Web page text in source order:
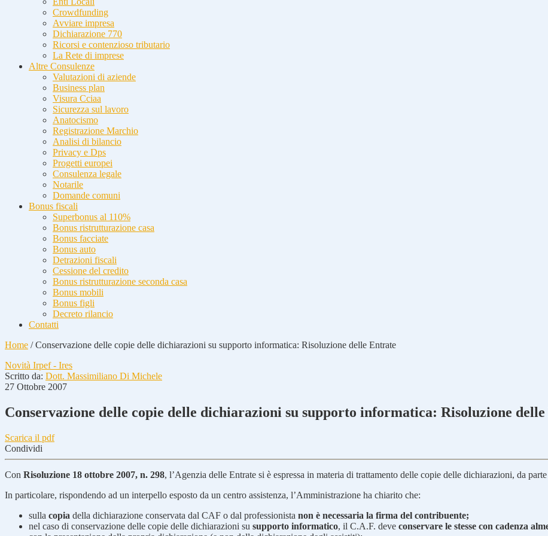
Crowdfunding
Avviare impresa
Dichiarazione 770
Ricorsi e contenzioso tributario
La Rete di imprese
Altre Consulenze
Valutazioni di aziende
Business plan
Visura Cciaa
Sicurezza sul lavoro
Anatocismo
Registrazione Marchio
Analisi di bilancio
Privacy e Dps
Progetti europei
Consulenza legale
Notarile
Domande comuni
Bonus fiscali
Superbonus al 110%
Bonus ristrutturazione casa
Bonus facciate
Bonus auto
Detrazioni fiscali
Cessione del credito
Bonus ristrutturazione seconda casa
Bonus mobili
Bonus figli
Decreto rilancio
Contatti
Home /Conservazione delle copie delle dichiarazioni su supporto informatica: Risoluzione delle Entrate
Novità Irpef - Ires
Scritto da: Dott. Massimiliano Di Michele
27 Ottobre 2007
Conservazione delle copie delle dichiarazioni su supporto informatica: Risoluzione
Scarica il pdf
Condividi
Con Risoluzione 18 ottobre 2007, n. 298, l’Agenzia delle Entrate si è espressa in materia di trattamento delle copie delle dichiarazioni, da
In particolare, rispondendo ad un interpello esposto da un centro assistenza, l’Amministrazione ha chiarito che:
sulla copia della dichiarazione conservata dal CAF o dal professionista non è necessaria la firma del contribuente;
nel caso di conservazione delle copie delle dichiarazioni su supporto informatico, il C.A.F. deve conservare le stesse con cadenza